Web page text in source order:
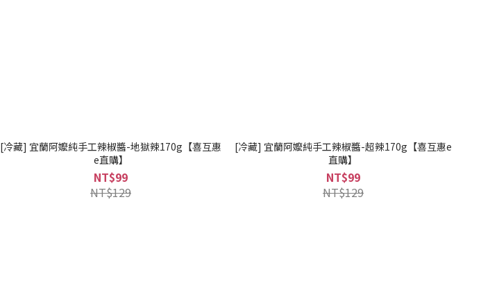
[冷藏] 宜蘭阿嬤純手工辣椒醬-地獄辣170g【喜互惠
e直購】
NT$99
NT$129
[冷藏] 宜蘭阿嬤純手工辣椒醬-超辣170g【喜互惠e
直購】
NT$99
NT$129